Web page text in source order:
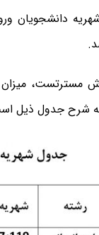
مسترتست،
به شرح جدول ذیل